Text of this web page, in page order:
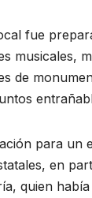
fue
musicales,
de
para un
en
quien